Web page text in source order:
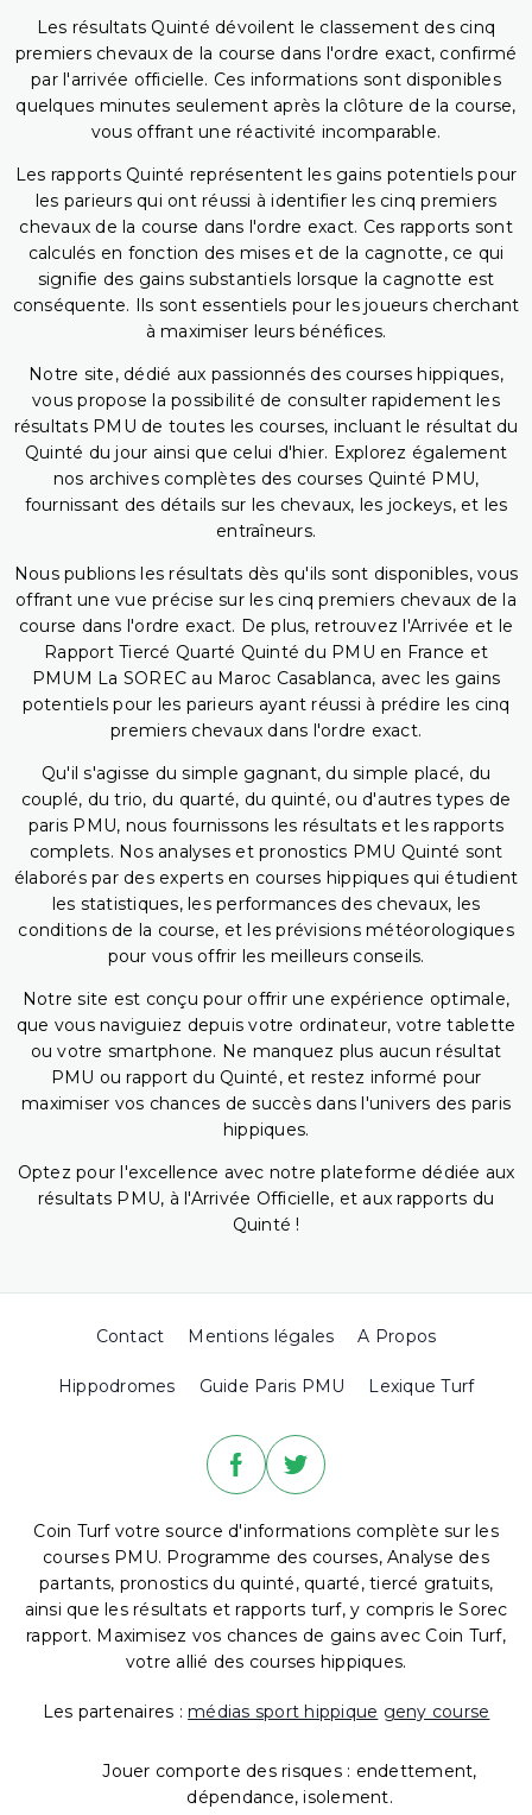
Les résultats Quinté dévoilent le classement des cinq
premiers chevaux de la course dans l'ordre exact, confirmé
par l'arrivée officielle. Ces informations sont disponibles
quelques minutes seulement après la clôture de la course,
vous offrant une réactivité incomparable.
Les rapports Quinté représentent les gains potentiels pour
les parieurs qui ont réussi à identifier les cinq premiers
chevaux de la course dans l'ordre exact. Ces rapports sont
calculés en fonction des mises et de la cagnotte, ce qui
signifie des gains substantiels lorsque la cagnotte est
conséquente. Ils sont essentiels pour les joueurs cherchant
à maximiser leurs bénéfices.
Notre site, dédié aux passionnés des courses hippiques,
vous propose la possibilité de consulter rapidement les
résultats PMU de toutes les courses, incluant le résultat du
Quinté du jour ainsi que celui d'hier. Explorez également
nos archives complètes des courses Quinté PMU,
fournissant des détails sur les chevaux, les jockeys, et les
entraîneurs.
Nous publions les résultats dès qu'ils sont disponibles, vous
offrant une vue précise sur les cinq premiers chevaux de la
course dans l'ordre exact. De plus, retrouvez l'Arrivée et le
Rapport Tiercé Quarté Quinté du PMU en France et
PMUM La SOREC au Maroc Casablanca, avec les gains
potentiels pour les parieurs ayant réussi à prédire les cinq
premiers chevaux dans l'ordre exact.
Qu'il s'agisse du simple gagnant, du simple placé, du
couplé, du trio, du quarté, du quinté, ou d'autres types de
paris PMU, nous fournissons les résultats et les rapports
complets. Nos analyses et pronostics PMU Quinté sont
élaborés par des experts en courses hippiques qui étudient
les statistiques, les performances des chevaux, les
conditions de la course, et les prévisions météorologiques
pour vous offrir les meilleurs conseils.
Notre site est conçu pour offrir une expérience optimale,
que vous naviguiez depuis votre ordinateur, votre tablette
ou votre smartphone. Ne manquez plus aucun résultat
PMU ou rapport du Quinté, et restez informé pour
maximiser vos chances de succès dans l'univers des paris
hippiques.
Optez pour l'excellence avec notre plateforme dédiée aux
résultats PMU, à l'Arrivée Officielle, et aux rapports du
Quinté !
Contact Mentions légales A Propos
Hippodromes Guide Paris PMU Lexique Turf
Coin Turf votre source d'informations complète sur les
courses PMU. Programme des courses, Analyse des
partants, pronostics du quinté, quarté, tiercé gratuits,
ainsi que les résultats et rapports turf, y compris le Sorec
rapport. Maximisez vos chances de gains avec Coin Turf,
votre allié des courses hippiques.
Les partenaires : médias sport hippique geny course
Jouer comporte des risques : endettement,
dépendance, isolement.